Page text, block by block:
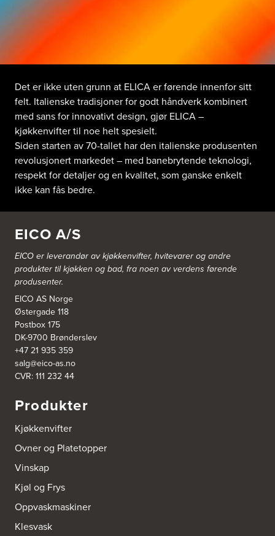
Det er ikke uten grunn at ELICA er førende innenfor sitt
felt. Italienske tradisjoner for godt håndverk kombinert
med sans for innovativt design, gjør ELICA –
kjøkkenvifter til noe helt spesielt.
Siden starten av 70-tallet har den italienske produsenten
revolusjonert markedet – med banebrytende teknologi,
respekt for detaljer og en kvalitet, som ganske enkelt
ikke kan fås bedre.
EICO A/S
EICO er leverandør av kjøkkenvifter, hvitevarer og andre
produkter til kjøkken og bad, fra noen av verdens førende
produsenter.
EICO AS Norge
Østergade 118
Postbox 175
DK-9700 Brønderslev
+47 21 935 359
salg@eico-as.no
CVR: 111 232 44
Produkter
Kjøkkenvifter
Ovner og Platetopper
Vinskap
Kjøl og Frys
Oppvaskmaskiner
Klesvask